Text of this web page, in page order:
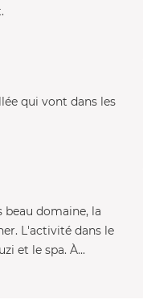
qui vont dans les
beau domaine, la
L'activité dans le
et le spa. À...